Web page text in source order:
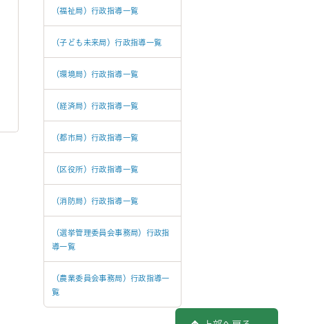
（福祉局）行政指導一覧
（子ども未来局）行政指導一覧
（環境局）行政指導一覧
（経済局）行政指導一覧
（都市局）行政指導一覧
（区役所）行政指導一覧
（消防局）行政指導一覧
（選挙管理委員会事務局）行政指
導一覧
（農業委員会事務局）行政指導一
覧